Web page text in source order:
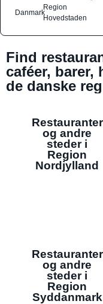
Danmark
Region
Hovedstaden
Find
caféer, barer,
de danske
Restauranter
og andre
steder i
Region
Nordjylland
Restauranter
og andre
steder i
Region
Syddanmark